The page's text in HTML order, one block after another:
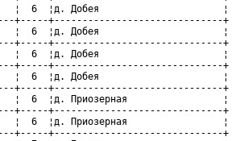
¦  6  ¦д. Добея                      ¦
+-----+------------------------------+
¦  6  ¦д. Добея                      ¦
+-----+------------------------------+
¦  6  ¦д. Добея                      ¦
+-----+------------------------------+
¦  6  ¦д. Добея                      ¦
+-----+------------------------------+
¦  6  ¦д. Приозерная                 ¦
+-----+------------------------------+
¦  6  ¦д. Приозерная                 ¦
+-----+------------------------------+